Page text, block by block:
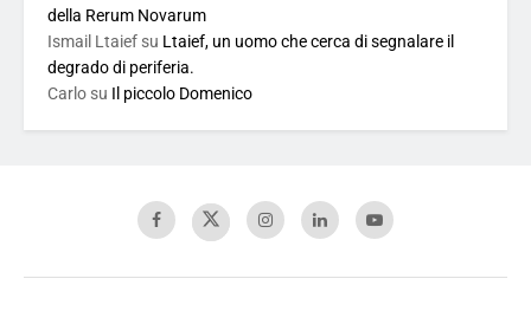
della Rerum Novarum
Ismail Ltaief su Ltaief, un uomo che cerca di segnalare il
degrado di periferia.
Carlo su Il piccolo Domenico